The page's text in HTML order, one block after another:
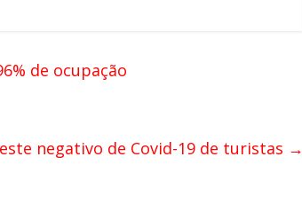
de ocupação
negativo de Covid-19 de turistas →